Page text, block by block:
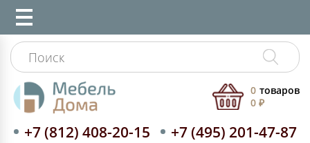
+7 (812) 408-20-15 +7 (495) 201-47-87
0 товаров
0 ₽